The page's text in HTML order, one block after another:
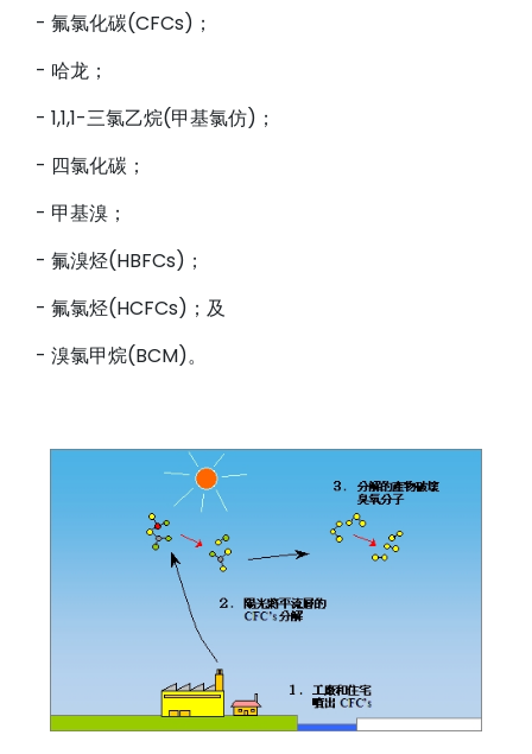
- 氟氯化碳(CFCs)；
- 哈龙；
- 1,1,1-三氯乙烷(甲基氯仿)；
- 四氯化碳；
- 甲基溴；
- 氟溴烃(HBFCs)；
- 氟氯烃(HCFCs)；及
- 溴氯甲烷(BCM)。